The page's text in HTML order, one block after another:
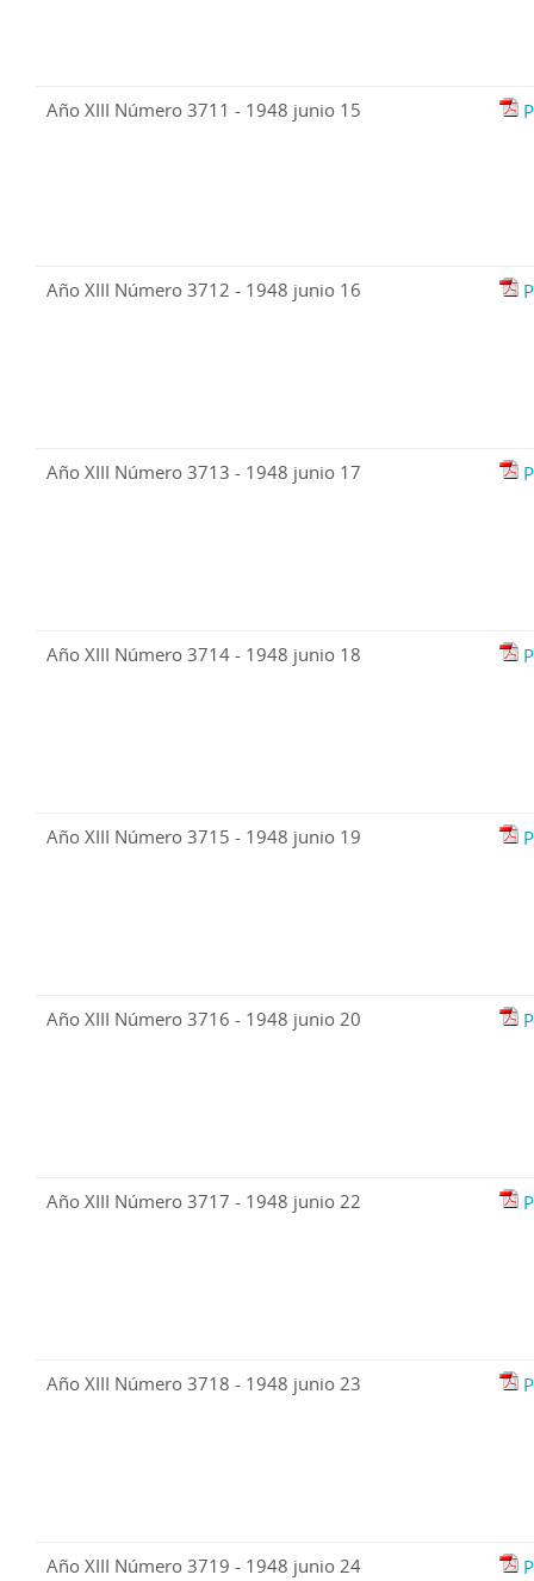
Año XIII Número 3711 - 1948 junio 15
Año XIII Número 3712 - 1948 junio 16
Año XIII Número 3713 - 1948 junio 17
Año XIII Número 3714 - 1948 junio 18
Año XIII Número 3715 - 1948 junio 19
Año XIII Número 3716 - 1948 junio 20
Año XIII Número 3717 - 1948 junio 22
Año XIII Número 3718 - 1948 junio 23
Año XIII Número 3719 - 1948 junio 24